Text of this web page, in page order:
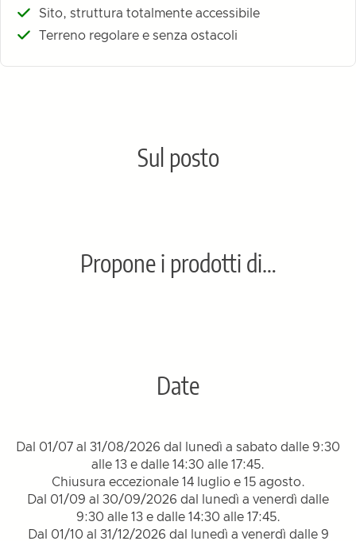
Sito, struttura totalmente accessibile
Terreno regolare e senza ostacoli
Sul posto
Propone i prodotti di…
Date
Dal 01/07 al 31/08/2026 dal lunedì a sabato dalle 9:30
alle 13 e dalle 14:30 alle 17:45.
Chiusura eccezionale 14 luglio e 15 agosto.
Dal 01/09 al 30/09/2026 dal lunedì a venerdì dalle
9:30 alle 13 e dalle 14:30 alle 17:45.
Dal 01/10 al 31/12/2026 dal lunedì a venerdì dalle 9